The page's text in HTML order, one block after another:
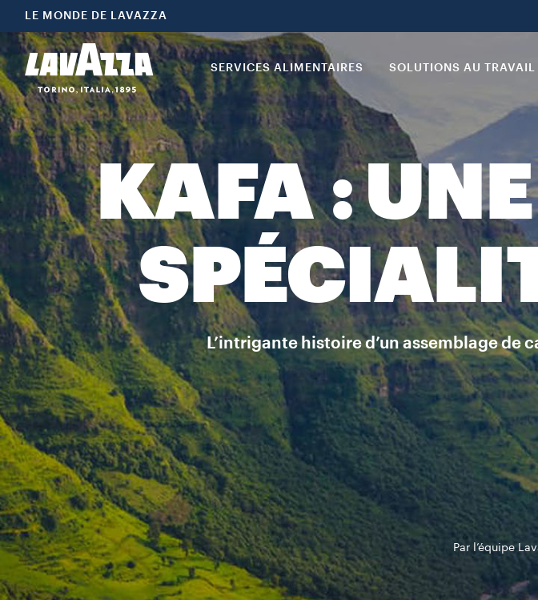
LE MONDE DE LAVAZZA
SERVICES ALIMENTAIRES SOLUTIONS AU TRAVAIL
KAFA :
L’intrigante histoire d’un assemblage de
Par l’équipe